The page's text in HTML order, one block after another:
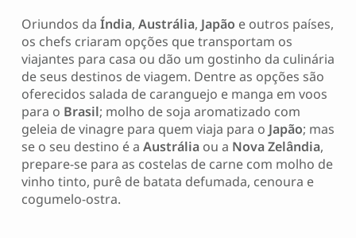
Oriundos da Índia, Austrália, Japão e outros países,
os chefs criaram opções que transportam os
viajantes para casa ou dão um gostinho da culinária
de seus destinos de viagem. Dentre as opções são
oferecidos salada de caranguejo e manga em voos
para o Brasil; molho de soja aromatizado com
geleia de vinagre para quem viaja para o Japão; mas
se o seu destino é a Austráliaou a Nova Zelândia,
prepare-se para as costelas de carne com molho de
vinho tinto, purê de batata defumada, cenoura e
cogumelo-ostra.